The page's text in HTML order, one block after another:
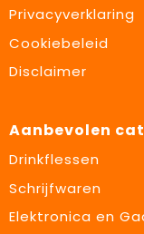
Privacyverklaring
Cookiebeleid
Disclaimer
Aanbevolen
Drinkflessen
Schrijfwaren
Elektronica en